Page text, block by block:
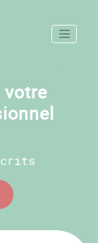
votre